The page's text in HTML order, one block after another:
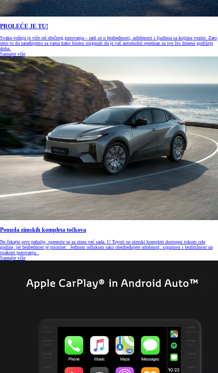
PROLEĆE JE TU!
Svaka vožnja je više od običnog putovanja – radi se o bezbednosti, udobnosti i ljudima sa kojima vozite. Zato
smo tu da sarađujemo sa vama kako bismo osigurali da je vaš automobil spreman za sve što donese godišnje
doba.
Saznajte više
Ponuda zimskih kompleta točkova
Ne čekajte prve pahulje, spremite se za zimu već sada. U Toyoti su zimski kompleti dostupni tokom cele
godine, jer bezbednost je prioritet. Jednom odlukom tako obezbeđujete udobnost, sigurnost i bezbrižnost na
svakom putovanju.
Saznajte više